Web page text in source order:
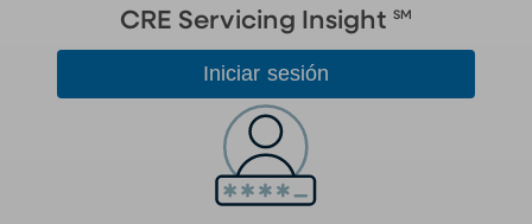
CRE Servicing Insight SM
Iniciar sesión